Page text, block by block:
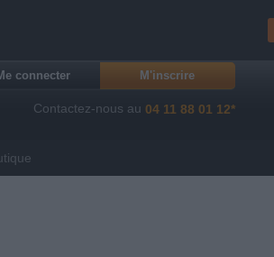
connecter M'inscrire
Contactez-nous au 04 11 88 01 12*